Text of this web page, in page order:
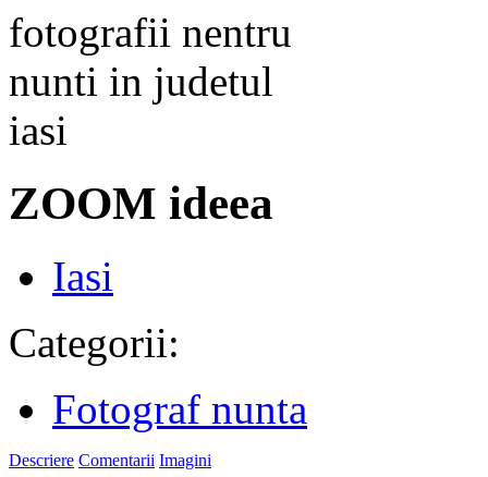
ZOOM ideea
Iasi
Categorii:
Fotograf nunta
Descriere Comentarii Imagini